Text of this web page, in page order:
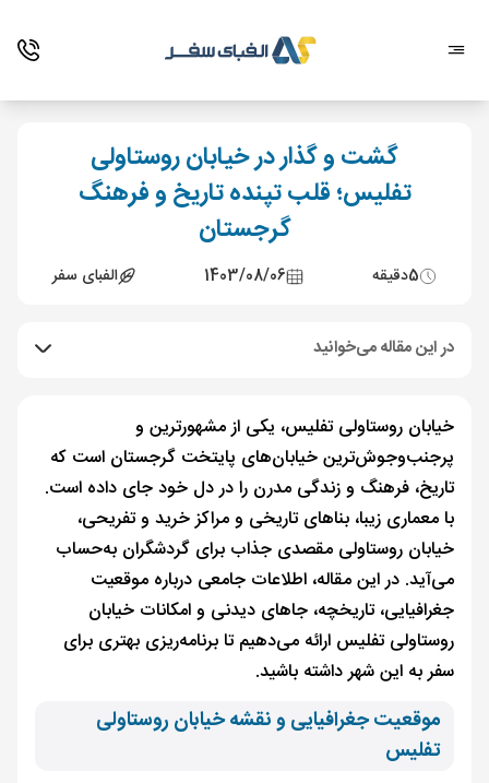
گشت و گذار در خیابان روستاولی
تفلیس؛ قلب تپنده تاریخ و فرهنگ
گرجستان
5دقیقه 1403/08/06 الفبای سفر
در این مقاله می‌خوانید
خیابان روستاولی تفلیس، یکی از مشهورترین و
پرجنب‌وجوش‌ترین خیابان‌های پایتخت گرجستان است که
تاریخ، فرهنگ و زندگی مدرن را در دل خود جای داده است.
با معماری زیبا، بناهای تاریخی و مراکز خرید و تفریحی،
خیابان روستاولی مقصدی جذاب برای گردشگران به‌حساب
می‌آید. در این مقاله، اطلاعات جامعی درباره موقعیت
جغرافیایی، تاریخچه، جاهای دیدنی و امکانات خیابان
روستاولی تفلیس ارائه می‌دهیم تا برنامه‌ریزی بهتری برای
سفر به این شهر داشته باشید.
موقعیت جغرافیایی و نقشه خیابان روستاولی
تفلیس